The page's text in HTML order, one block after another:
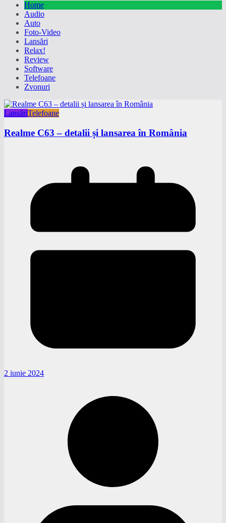
Home
Audio
Auto
Foto-Video
Lansări
Relax!
Review
Software
Telefoane
Zvonuri
LansăriTelefoane
Realme C63 – detalii și lansarea în România
2 iunie 2024